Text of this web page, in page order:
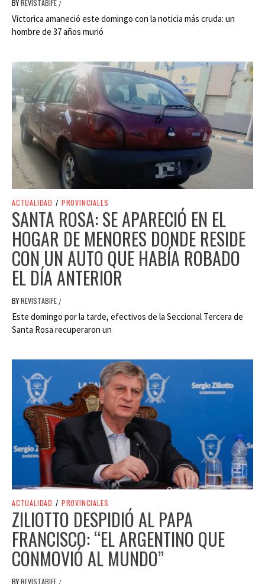
BYREVISTABIFE /
Victorica amaneció este domingo con la noticia más cruda: un
hombre de 37 años murió
ACTUALIDAD / PROVINCIALES
SANTA ROSA: SE APARECIÓ EN EL
HOGAR DE MENORES DONDE RESIDE
CON UN AUTO QUE HABÍA ROBADO
EL DÍA ANTERIOR
BYREVISTABIFE /
Este domingo por la tarde, efectivos de la Seccional Tercera de
Santa Rosa recuperaron un
ACTUALIDAD / PROVINCIALES
ZILIOTTO DESPIDIÓ AL PAPA
FRANCISCO: “EL ARGENTINO QUE
CONMOVIÓ AL MUNDO”
BYREVISTABIFE /